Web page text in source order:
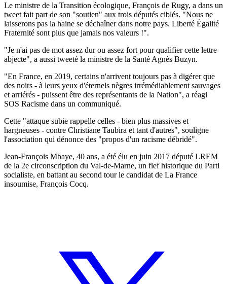
Le ministre de la Transition écologique, François de Rugy, a dans un
tweet fait part de son "soutien" aux trois députés ciblés. "Nous ne
laisserons pas la haine se déchaîner dans notre pays. Liberté Égalité
Fraternité sont plus que jamais nos valeurs !".
"Je n'ai pas de mot assez dur ou assez fort pour qualifier cette lettre
abjecte", a aussi tweeté la ministre de la Santé Agnès Buzyn.
"En France, en 2019, certains n'arrivent toujours pas à digérer que
des noirs - à leurs yeux d'éternels nègres irrémédiablement sauvages
et arriérés - puissent être des représentants de la Nation", a réagi
SOS Racisme dans un communiqué.
Cette "attaque subie rappelle celles - bien plus massives et
hargneuses - contre Christiane Taubira et tant d'autres", souligne
l'association qui dénonce des "propos d'un racisme débridé".
Jean-François Mbaye, 40 ans, a été élu en juin 2017 député LREM
de la 2e circonscription du Val-de-Marne, un fief historique du Parti
socialiste, en battant au second tour le candidat de La France
insoumise, François Cocq.